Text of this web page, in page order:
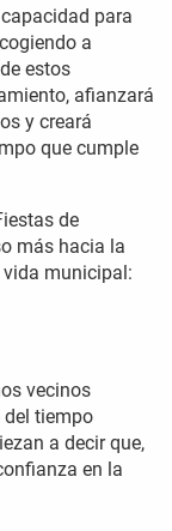
para
a
estos
afianzará
y creará
que cumple
de
más hacia la
vida municipal:
vecinos
del tiempo
a decir que,
en la